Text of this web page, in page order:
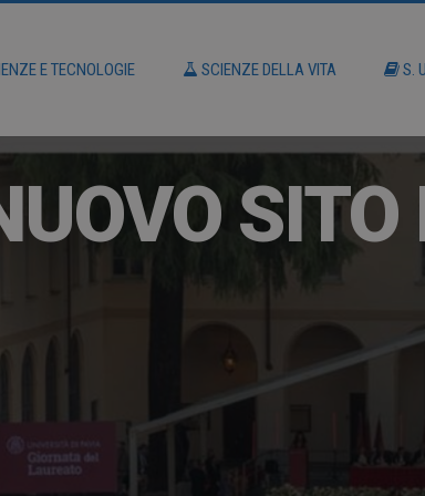
E TECNOLOGIE SCIENZE DELLA VITA S.
SITO